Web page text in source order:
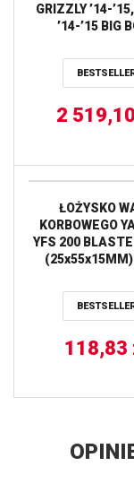
GRIZZLY ’14-
’14-’15 BIG
2 519,10
ŁOŻYSKO
KORBOWEGO
YFS 200
(25x55x15MM)
118,83